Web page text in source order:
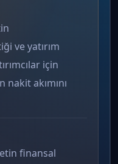
ve yatırım
için
akımını
finansal